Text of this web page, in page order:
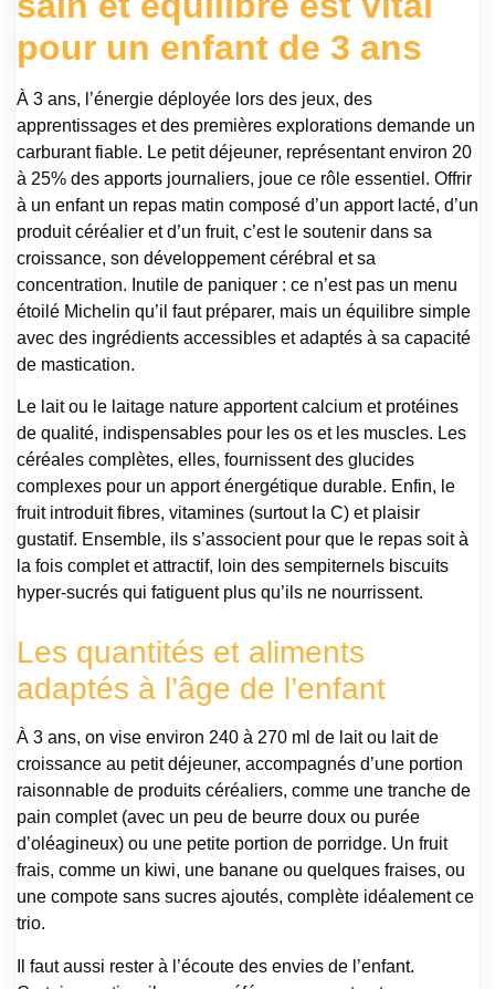
pour un enfant de 3 ans
À 3 ans, l’énergie déployée lors des jeux, des
apprentissages et des premières explorations demande un
carburant fiable. Le petit déjeuner, représentant environ 20
à 25% des apports journaliers, joue ce rôle essentiel. Offrir
à un enfant un repas matin composé d’un apport lacté, d’un
produit céréalier et d’un fruit, c’est le soutenir dans sa
croissance, son développement cérébral et sa
concentration. Inutile de paniquer : ce n’est pas un menu
étoilé Michelin qu’il faut préparer, mais un équilibre simple
avec des ingrédients accessibles et adaptés à sa capacité
de mastication.
Le lait ou le laitage nature apportent calcium et protéines
de qualité, indispensables pour les os et les muscles. Les
céréales complètes, elles, fournissent des glucides
complexes pour un apport énergétique durable. Enfin, le
fruit introduit fibres, vitamines (surtout la C) et plaisir
gustatif. Ensemble, ils s’associent pour que le repas soit à
la fois complet et attractif, loin des sempiternels biscuits
hyper-sucrés qui fatiguent plus qu’ils ne nourrissent.
Les quantités et aliments
adaptés à l’âge de l’enfant
À 3 ans, on vise environ 240 à 270 ml de lait ou lait de
croissance au petit déjeuner, accompagnés d’une portion
raisonnable de produits céréaliers, comme une tranche de
pain complet (avec un peu de beurre doux ou purée
d’oléagineux) ou une petite portion de porridge. Un fruit
frais, comme un kiwi, une banane ou quelques fraises, ou
une compote sans sucres ajoutés, complète idéalement ce
trio.
Il faut aussi rester à l’écoute des envies de l’enfant.